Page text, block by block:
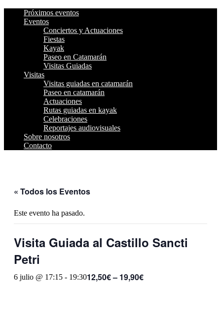
Próximos eventos
Eventos
Conciertos y Actuaciones
Fiestas
Kayak
Paseo en Catamarán
Visitas Guiadas
Visitas
Visitas guiadas en catamarán
Paseo en catamarán
Actuaciones
Rutas guiadas en kayak
Celebraciones
Reportajes audiovisuales
Sobre nosotros
Contacto
« Todos los Eventos
Este evento ha pasado.
Visita Guiada al Castillo Sancti
Petri
6 julio @ 17:15 - 19:3012,50€ – 19,90€